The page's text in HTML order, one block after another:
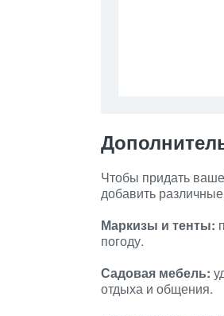
Чтобы придать
добавить
Маркизы и тенты:
погоду.
Садовая мебель:
отдыха и общения.